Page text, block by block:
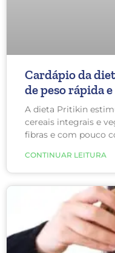
Cardápio da
de peso rápida
A dieta Pritikin
cereais integrais e
fibras e com pouco
o que impede o
gordura e mantém
gordura corporal, o
paladar. Além disso,
peso rápida, além
CONTINUAR LEITURA